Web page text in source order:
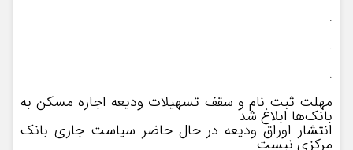
.
.
.
مهلت ثبت نام و سقف تسهیلات ودیعه اجاره مسکن به
بانک‌ها ابلاغ شد
انتشار اوراق ودیعه در حال حاضر سیاست جاری بانک
مرکزی نیست